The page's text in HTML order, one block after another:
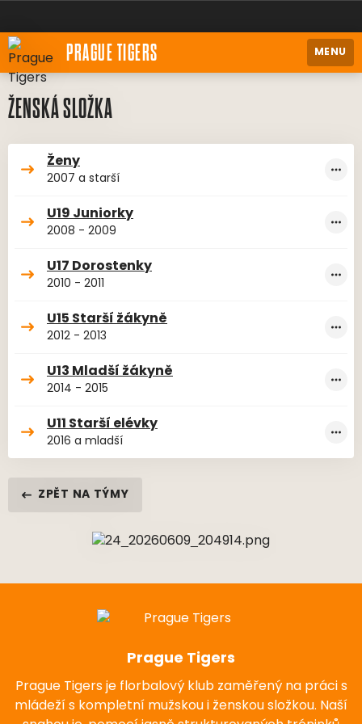
PRAGUE TIGERS MENU
ŽENSKÁ SLOŽKA
Ženy
2007 a starší
U19 Juniorky
2008 - 2009
U17 Dorostenky
2010 - 2011
U15 Starší žákyně
2012 - 2013
U13 Mladší žákyně
2014 - 2015
U11 Starší elévky
2016 a mladší
ZPĚT NA TÝMY
Prague Tigers
Prague Tigers je florbalový klub zaměřený na práci s
mládeží s kompletní mužskou i ženskou složkou. Naší